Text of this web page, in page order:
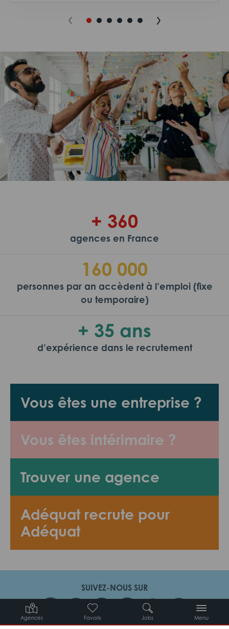
Agences Favoris Jobs Menu
Vous êtes une entreprise ?
Vous êtes intérimaire ?
Trouver une agence
Adéquat recrute pour
Adéquat
+ 360
agences en France
160 000
personnes par an accèdent à l’emploi (fixe
ou temporaire)
+ 35 ans
d’expérience dans le recrutement
SUIVEZ-NOUS SUR